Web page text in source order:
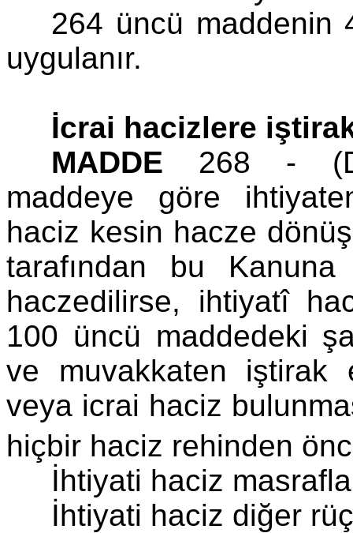
264 üncü maddenin
uygulanır.
İcrai hacizlere
MADDE 268 -
maddeye göre
haciz kesin hacze
tarafından bu
haczedilirse, ihtiyatî
100 üncü maddedeki
ve muvakkaten iştirak
veya icrai haciz
hiçbir haciz rehinden
İhtiyati haciz
İhtiyati haciz diğer